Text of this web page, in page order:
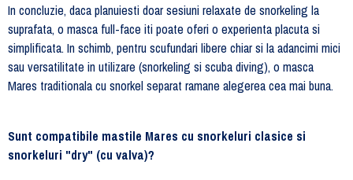
In concluzie, daca planuiesti doar sesiuni relaxate de snorkeling la
suprafata, o masca full-face iti poate oferi o experienta placuta si
simplificata. In schimb, pentru scufundari libere chiar si la adancimi mici
sau versatilitate in utilizare (snorkeling si scuba diving), o masca
Mares traditionala cu snorkel separat ramane alegerea cea mai buna.
Sunt compatibile mastile Mares cu snorkeluri clasice si
snorkeluri "dry" (cu valva)?